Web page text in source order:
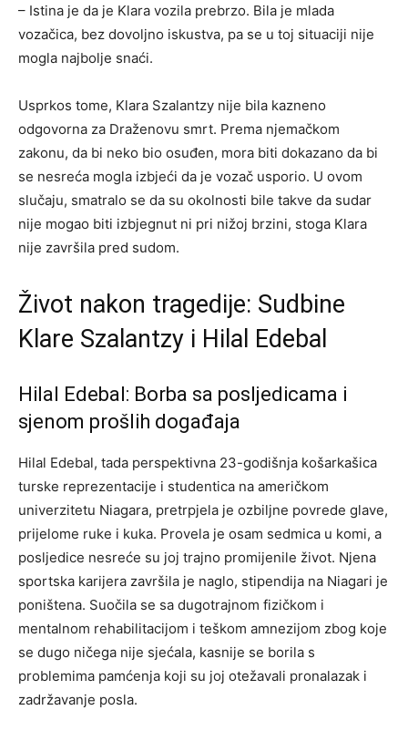
– Istina je da je Klara vozila prebrzo. Bila je mlada
vozačica, bez dovoljno iskustva, pa se u toj situaciji nije
mogla najbolje snaći.
Usprkos tome, Klara Szalantzy nije bila kazneno
odgovorna za Draženovu smrt. Prema njemačkom
zakonu, da bi neko bio osuđen, mora biti dokazano da bi
se nesreća mogla izbjeći da je vozač usporio. U ovom
slučaju, smatralo se da su okolnosti bile takve da sudar
nije mogao biti izbjegnut ni pri nižoj brzini, stoga Klara
nije završila pred sudom.
Život nakon tragedije: Sudbine
Klare Szalantzy i Hilal Edebal
Hilal Edebal: Borba sa posljedicama i
sjenom prošlih događaja
Hilal Edebal, tada perspektivna 23-godišnja košarkašica
turske reprezentacije i studentica na američkom
univerzitetu Niagara, pretrpjela je ozbiljne povrede glave,
prijelome ruke i kuka. Provela je osam sedmica u komi, a
posljedice nesreće su joj trajno promijenile život. Njena
sportska karijera završila je naglo, stipendija na Niagari je
poništena. Suočila se sa dugotrajnom fizičkom i
mentalnom rehabilitacijom i teškom amnezijom zbog koje
se dugo ničega nije sjećala, kasnije se borila s
problemima pamćenja koji su joj otežavali pronalazak i
zadržavanje posla.